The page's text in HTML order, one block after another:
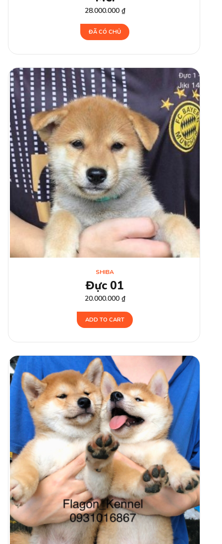
28.000.000 ₫
ĐÃ CÓ CHỦ
SHIBA
Đực 01
20.000.000 ₫
ADD TO CART